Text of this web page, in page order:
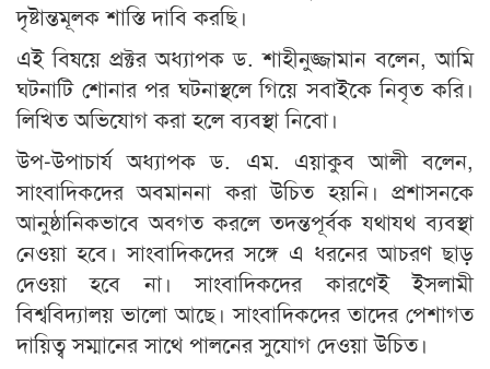
দৃষ্টান্তমূলক শাস্তি দাবি করছি।
এই বিষয়ে প্রক্টর অধ্যাপক ড. শাহীনুজ্জামান বলেন, আমি
ঘটনাটি শোনার পর ঘটনাস্থলে গিয়ে সবাইকে নিবৃত করি।
লিখিত অভিযোগ করা হলে ব্যবস্থা নিবো।
উপ-উপাচার্য অধ্যাপক ড. এম. এয়াকুব আলী বলেন,
সাংবাদিকদের অবমাননা করা উচিত হয়নি। প্রশাসনকে
আনুষ্ঠানিকভাবে অবগত করলে তদন্তপূর্বক যথাযথ ব্যবস্থা
নেওয়া হবে। সাংবাদিকদের সঙ্গে এ ধরনের আচরণ ছাড়
দেওয়া হবে না। সাংবাদিকদের কারণেই ইসলামী
বিশ্ববিদ্যালয় ভালো আছে। সাংবাদিকদের তাদের পেশাগত
দায়িত্ব সম্মানের সাথে পালনের সুযোগ দেওয়া উচিত।